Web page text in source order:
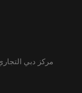
مركز دبي